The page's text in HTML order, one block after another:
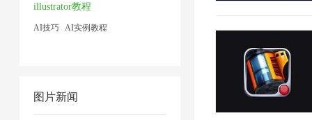
illustrator教程
AI技巧 AI实例教程
图片新闻